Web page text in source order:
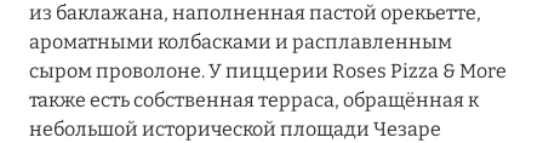
ОЗ. ИЗЕО
ОЗ. КОМО
из баклажана, наполненная пастой орекьетте,
ароматными колбасками и расплавленным
сыром проволоне. У пиццерии Roses Pizza & More
также есть собственная терраса, обращённая к
небольшой исторической площади Чезаре